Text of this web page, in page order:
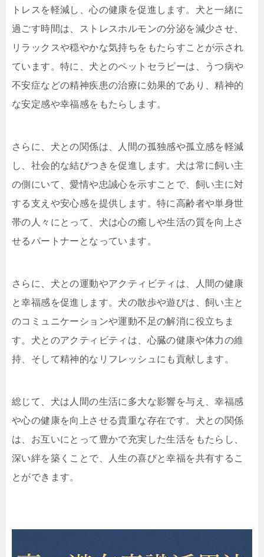
トレスを軽減し、心の健康を促進します。犬と一緒に
過ごす時間は、ストレスホルモンの分泌を減少させ、
リラックスや穏やかな気持ちをもたらすことが示され
ています。特に、犬とのペットセラピーは、うつ病や
不安症などの精神疾患の治療に効果的であり、精神的
な安定感や幸福感をもたらします。
さらに、犬との関係は、人間の孤独感や孤立感を軽減
し、社会的な結びつきを促進します。犬は常に飼い主
の側にいて、愛情や忠誠心を示すことで、飼い主に対
する支えや安心感を提供します。特に高齢者や単身世
帯の人々にとって、犬は心の癒しや生活の質を向上さ
せるパートナーとなっています。
さらに、犬との運動やアクティビティは、人間の健康
と幸福感を促進します。犬の散歩や遊びは、飼い主と
のコミュニケーションや運動不足の解消に役立ちま
す。犬とのアクティビティは、心臓の健康や体力の維
持、そして精神的なリフレッシュにも貢献します。
総じて、犬は人間の生活に多大な影響を与え、幸福感
や心の健康を向上させる貴重な存在です。犬との関係
は、お互いにとって豊かで充実した生活をもたらし、
深い絆を築くことで、人生の喜びと幸福を共有するこ
とができます。